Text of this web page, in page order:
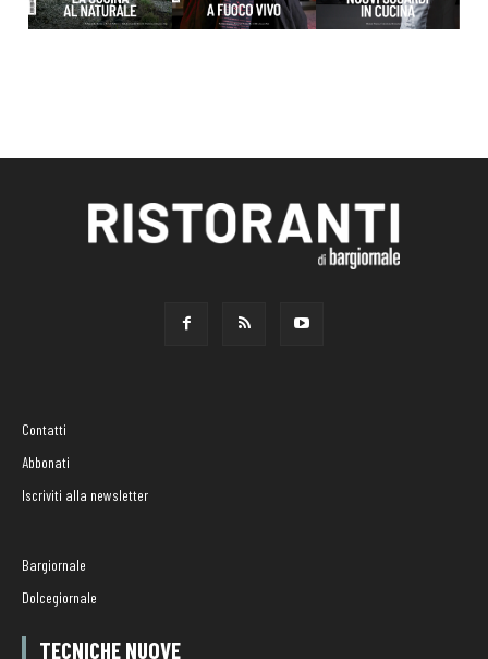
Contatti
Abbonati
Iscriviti alla newsletter
Bargiornale
Dolcegiornale
TECNICHE NUOVE